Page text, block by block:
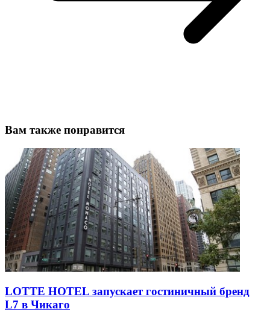
Вам также понравится
LOTTE HOTEL запускает гостиничный бренд
L7 в Чикаго